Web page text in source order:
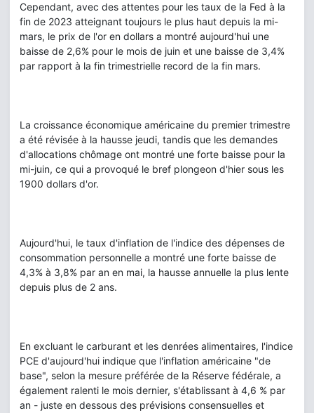
Cependant, avec des attentes pour les taux de la Fed à la
fin de 2023 atteignant toujours le plus haut depuis la mi-
mars, le prix de l'or en dollars a montré aujourd'hui une
baisse de 2,6% pour le mois de juin et une baisse de 3,4%
par rapport à la fin trimestrielle record de la fin mars.
La croissance économique américaine du premier trimestre
a été révisée à la hausse jeudi, tandis que les demandes
d'allocations chômage ont montré une forte baisse pour la
mi-juin, ce qui a provoqué le bref plongeon d'hier sous les
1900 dollars d'or.
Aujourd'hui, le taux d'inflation de l'indice des dépenses de
consommation personnelle a montré une forte baisse de
4,3% à 3,8% par an en mai, la hausse annuelle la plus lente
depuis plus de 2 ans.
En excluant le carburant et les denrées alimentaires, l'indice
PCE d'aujourd'hui indique que l'inflation américaine "de
base", selon la mesure préférée de la Réserve fédérale, a
également ralenti le mois dernier, s'établissant à 4,6 % par
an - juste en dessous des prévisions consensuelles et